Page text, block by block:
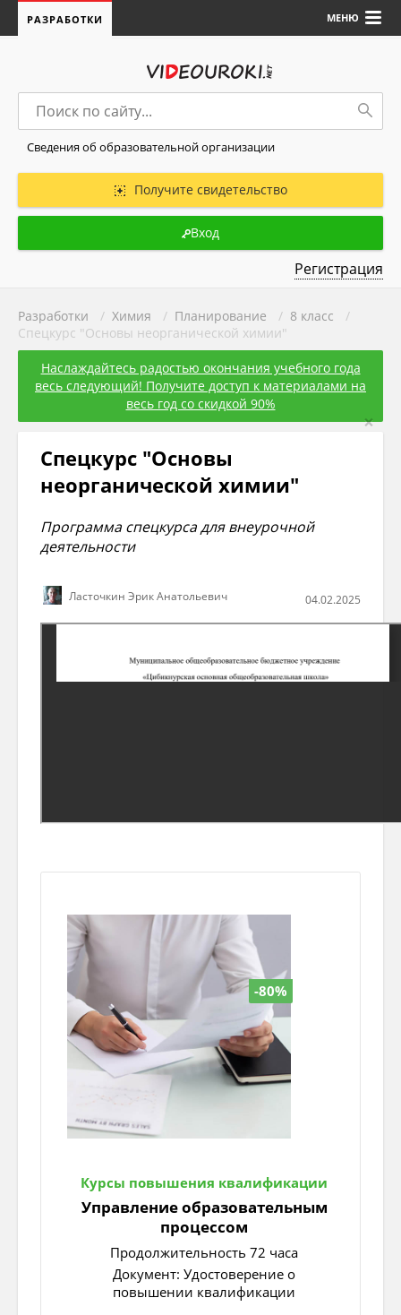
МЕНЮ
РАЗРАБОТКИ
Сведения об образовательной организации
Получите свидетельство
Вход
Регистрация
Разработки / Химия / Планирование / 8 класс
/
Спецкурс "Основы неорганической химии"
Наслаждайтесь радостью окончания учебного года
весь следующий! Получите доступ к материалами на
весь год со скидкой 90%
×
Спецкурс "Основы
неорганической химии"
Программа спецкурса для внеурочной
деятельности
Ласточкин Эрик Анатольевич 04.02.2025
-80%
Курсы повышения квалификации
Управление образовательным
процессом
Продолжительность 72 часа
Документ: Удостоверение о
повышении квалификации